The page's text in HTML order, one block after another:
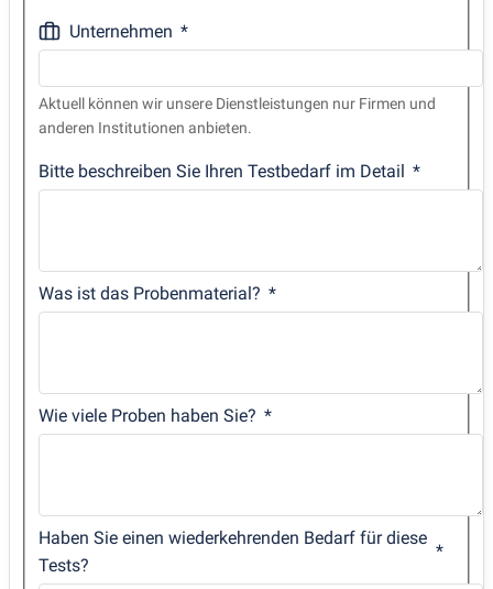
Unternehmen
Aktuell können wir unsere Dienstleistungen nur Firmen und
anderen Institutionen anbieten.
Bitte beschreiben Sie Ihren Testbedarf im Detail
Was ist das Probenmaterial?
Wie viele Proben haben Sie?
Haben Sie einen wiederkehrenden Bedarf für diese
Tests?